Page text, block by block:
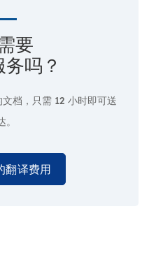
要
吗？
档，只需 12 小时即可送
。
翻译费用